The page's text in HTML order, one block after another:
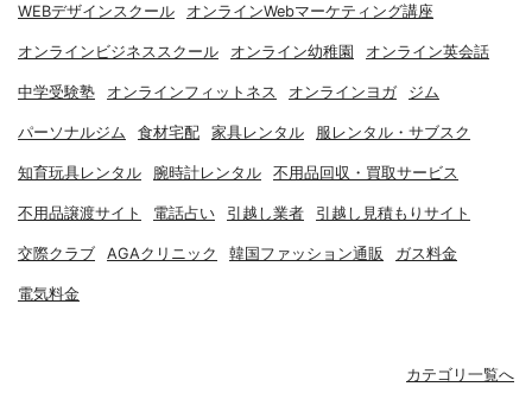
WEBデザインスクール オンラインWebマーケティング講座
オンラインビジネススクール オンライン幼稚園 オンライン英会話
中学受験塾 オンラインフィットネス オンラインヨガ ジム
パーソナルジム 食材宅配 家具レンタル 服レンタル・サブスク
知育玩具レンタル 腕時計レンタル 不用品回収・買取サービス
不用品譲渡サイト 電話占い 引越し業者 引越し見積もりサイト
交際クラブ AGAクリニック 韓国ファッション通販 ガス料金
電気料金
カテゴリ一覧へ